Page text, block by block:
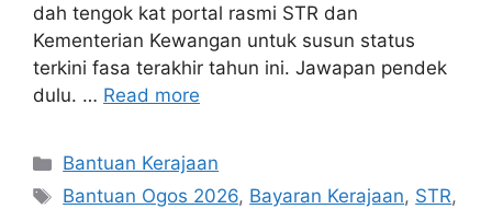
dah tengok kat portal rasmi STR dan
Kementerian Kewangan untuk susun status
terkini fasa terakhir tahun ini. Jawapan pendek
dulu. … Read more
Categories
Bantuan Kerajaan
Tags
Bantuan Ogos 2026, Bayaran Kerajaan, STR,